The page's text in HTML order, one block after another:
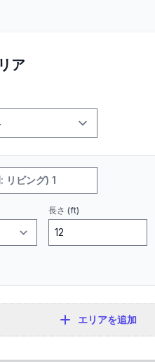
ア
長さ (ft)
エリアを追加